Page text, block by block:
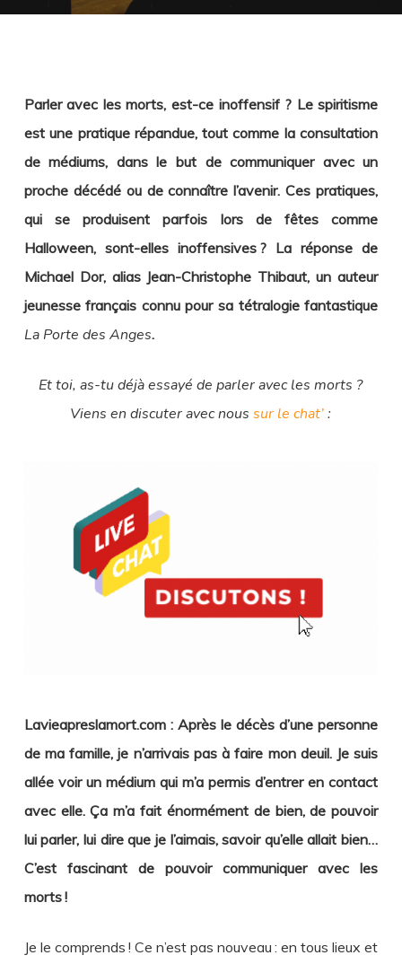
Parler avec les morts, est-ce inoffensif ? Le spiritisme
est une pratique répandue, tout comme la consultation
de médiums, dans le but de communiquer avec un
proche décédé ou de connaître l’avenir. Ces pratiques,
qui se produisent parfois lors de fêtes comme
Halloween, sont-elles inoffensives ? La réponse de
Michael Dor, alias Jean-Christophe Thibaut, un auteur
jeunesse français connu pour sa tétralogie fantastique
La Porte des Anges.
Et toi, as-tu déjà essayé de parler avec les morts ?
Viens en discuter avec noussur le chat’:
Lavieapreslamort.com : Après le décès d’une personne
de ma famille, je n’arrivais pas à faire mon deuil. Je suis
allée voir un médium qui m’a permis d’entrer en contact
avec elle. Ça m’a fait énormément de bien, de pouvoir
lui parler, lui dire que je l’aimais, savoir qu’elle allait bien…
C’est fascinant de pouvoir communiquer avec les
morts !
Je le comprends ! Ce n’est pas nouveau : en tous lieux et